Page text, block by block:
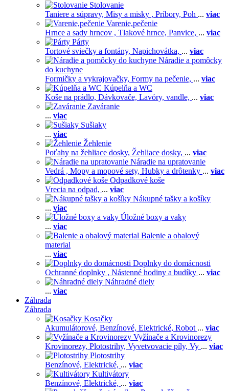
Stolovanie
Taniere a súpravy, Misy a misky , Príbory, Poh ... viac
Varenie,pečenie
Hrnce a sady hrncov , Tlakové hrnce, Panvice, ... viac
Párty
Tortové sviečky a fontány, Napichovátka, ... viac
Náradie a pomôcky
do kuchyne
Formičky a vykrajovačky, Formy na pečenie, ... viac
Kúpelňa a WC
Koše na prádlo, Dávkovače, Lavóry, vandle, ... viac
Zaváranie
... viac
Sušiaky
... viac
Žehlenie
Poťahy na žehliace dosky, Žehliace dosky, ... viac
Náradie na upratovanie
Vedrá , Mopy a mopové sety, Hubky a drôtenky ... viac
Odpadkové koše
Vrecia na odpad, ... viac
Nákupné tašky a košíky
... viac
Úložné boxy a vaky
... viac
Balenie a obalový
material
... viac
Doplnky do domácnosti
Ochranné doplnky , Nástenné hodiny a budíky ... viac
Náhradné diely
... viac
Záhrada
Záhrada
Kosačky
Akumulátorové, Benzínové, Elektrické, Robot ... viac
Vyžínače a Krovinorezy
Krovinorezy, Plotostrihy, Vyvetvovacie píly, Vy ... viac
Plotostrihy
Benzínové, Elektrické, ... viac
Kultivátory
Benzínové, Elektrické, ... viac